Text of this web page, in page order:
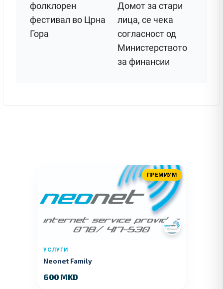
фолклорен
фестивал во Црна
Гора
Домот за стари
лица, се чека
согласност од
Министерството
за финансии
ПРЕМИУМ
УСЛУГИ
Neonet Family
600 MKD